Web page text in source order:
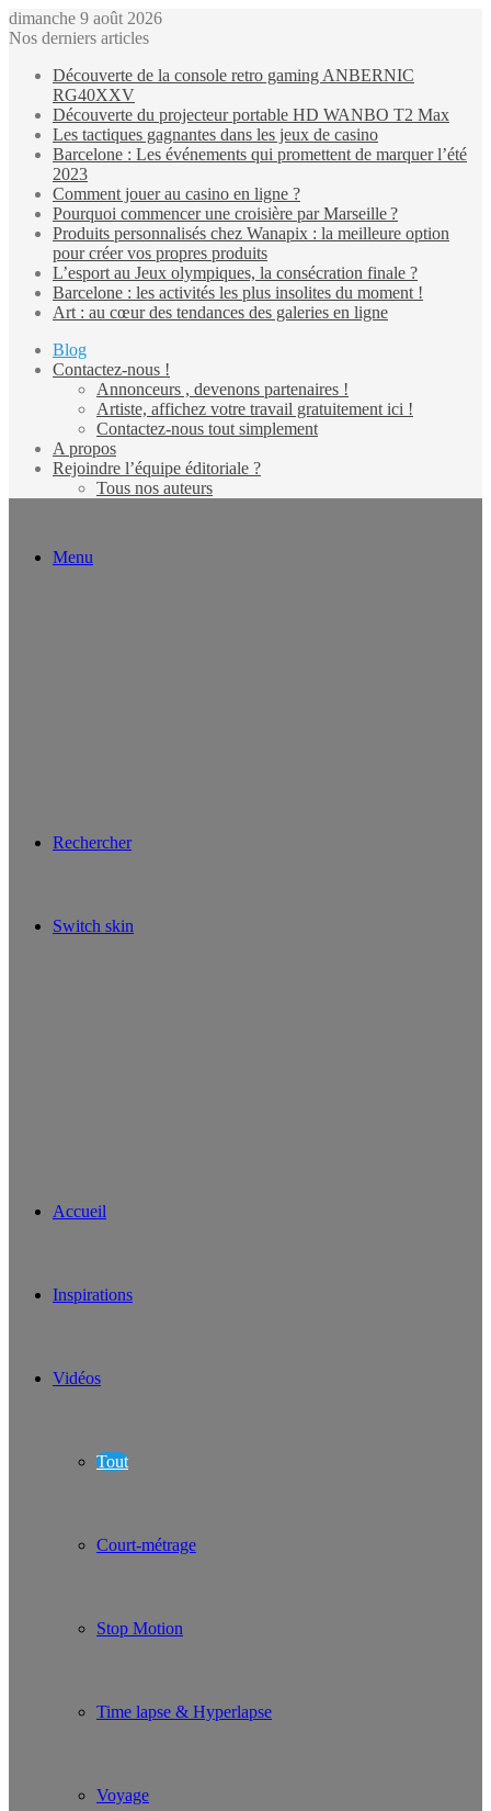
dimanche 9 août 2026
Nos derniers articles
Découverte de la console retro gaming ANBERNIC
RG40XXV
Découverte du projecteur portable HD WANBO T2 Max
Les tactiques gagnantes dans les jeux de casino
Barcelone : Les événements qui promettent de marquer l’été
2023
Comment jouer au casino en ligne ?
Pourquoi commencer une croisière par Marseille ?
Produits personnalisés chez Wanapix : la meilleure option
pour créer vos propres produits
L’esport au Jeux olympiques, la consécration finale ?
Barcelone : les activités les plus insolites du moment !
Art : au cœur des tendances des galeries en ligne
Blog
Contactez-nous !
Annonceurs , devenons partenaires !
Artiste, affichez votre travail gratuitement ici !
Contactez-nous tout simplement
A propos
Rejoindre l’équipe éditoriale ?
Tous nos auteurs
Menu
Rechercher
Switch skin
Accueil
Inspirations
Vidéos
Tout
Court-métrage
Stop Motion
Time lapse & Hyperlapse
Voyage